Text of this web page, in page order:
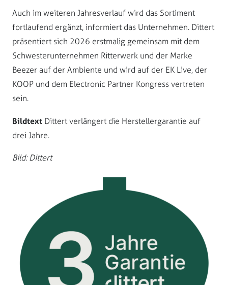
Auch im weiteren Jahresverlauf wird das Sortiment
fortlaufend ergänzt, informiert das Unternehmen. Dittert
präsentiert sich 2026 erstmalig gemeinsam mit dem
Schwesterunternehmen Ritterwerk und der Marke
Beezer auf der Ambiente und wird auf der EK Live, der
KOOP und dem Electronic Partner Kongress vertreten
sein.
Bildtext Dittert verlängert die Herstellergarantie auf
drei Jahre.
Bild: Dittert